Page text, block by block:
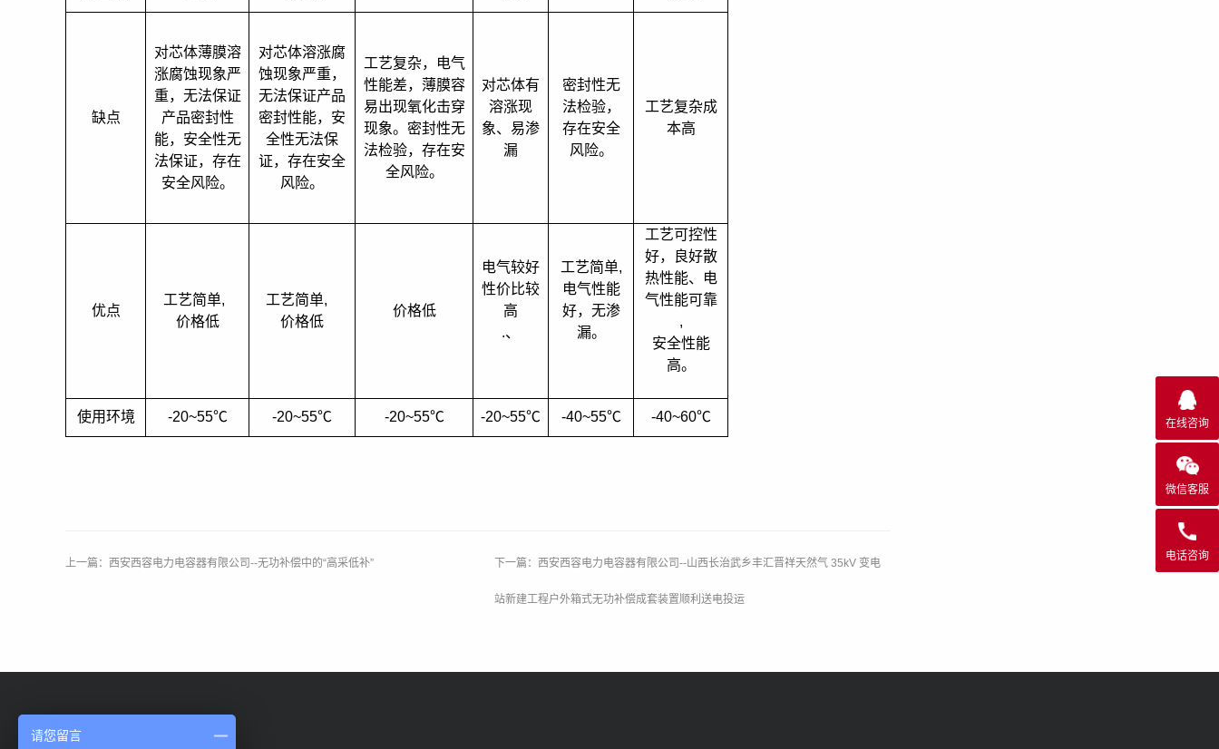
缺点
对芯体薄膜溶
涨腐蚀现象严
重，无法保证
产品密封性
能，安全性无
法保证，存在
安全风险。
对芯体溶涨腐
蚀现象严重，
无法保证产品
密封性能，安
全性无法保
证，存在安全
风险。
工艺复杂，电气
性能差，薄膜容
易出现氧化击穿
现象。密封性无
法检验，存在安
全风险。
对芯体有
溶涨现
象、易渗
漏
密封性无
法检验，
存在安全
风险。
工艺复杂成
本高
优点
工艺简单,
价格低
工艺简单,
价格低
价格低
电气较好
性价比较
高
.、
工艺简单,
电气性能
好，无渗
漏。
工艺可控性
好，良好散
热性能、电
气性能可靠
,
安全性能
高。
使用环境 -20~55℃ -20~55℃ -20~55℃ -20~55℃ -40~55℃ -40~60℃
上一篇：西安西容电力电容器有限公司--无功补偿中的“高采低补” 下一篇：西安西容电力电容器有限公司--山西长治武乡丰汇晋祥天然气 35kV 变电
站新建工程户外箱式无功补偿成套装置顺利送电投运
在线咨询
微信客服
电话咨询
请您留言